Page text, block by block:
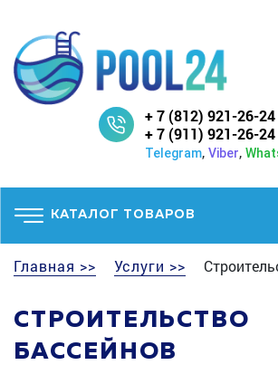
+ 7 (812) 921-26-24
+ 7 (911) 921-26-24
Telegram, Viber,
КАТАЛОГ ТОВАРОВ
Главная >> Услуги >>
СТРОИТЕЛЬСТВО
БАССЕЙНОВ